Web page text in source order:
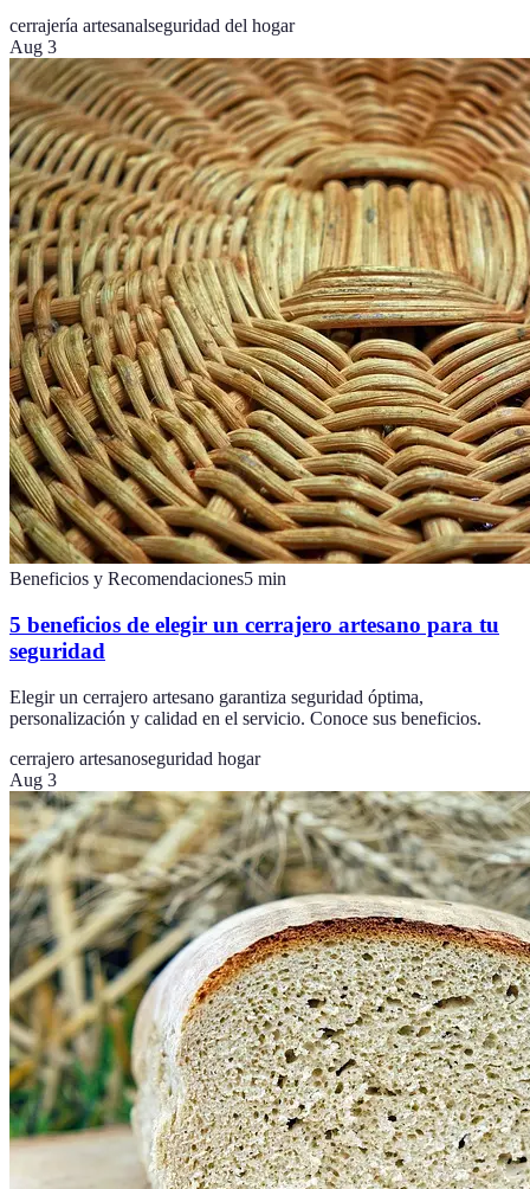
cerrajería artesanalseguridad del hogar
Aug 3
Beneficios y Recomendaciones5 min
5 beneficios de elegir un cerrajero artesano para tu
seguridad
Elegir un cerrajero artesano garantiza seguridad óptima,
personalización y calidad en el servicio. Conoce sus beneficios.
cerrajero artesanoseguridad hogar
Aug 3